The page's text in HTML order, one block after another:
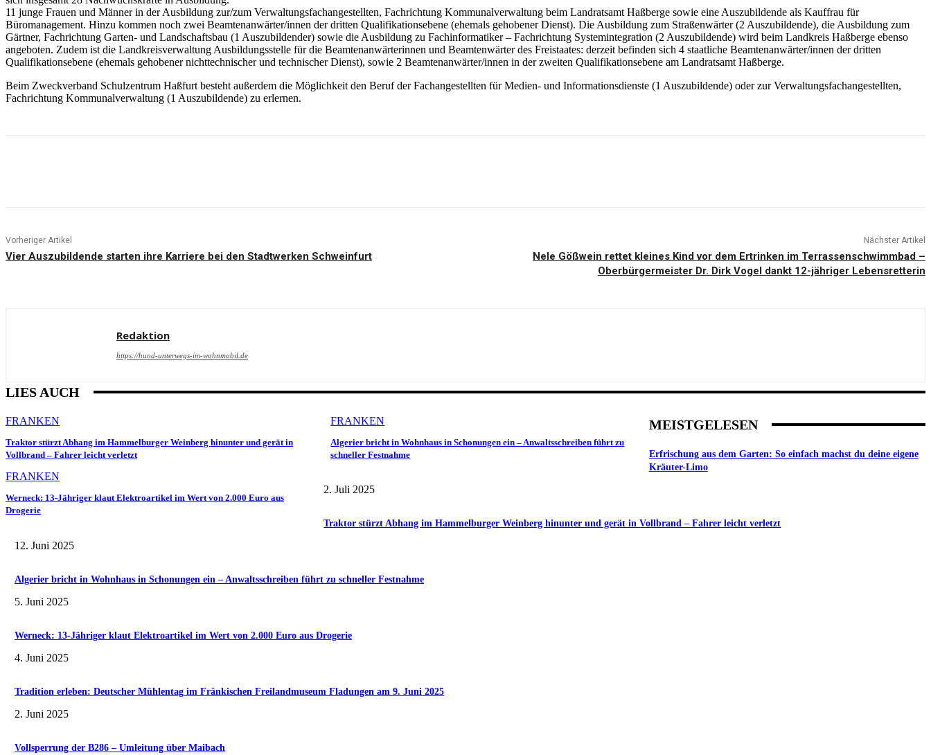
11 junge Frauen und Männer in der Ausbildung zur/zum Verwaltungsfachangestellten, Fachrichtung Kommunalverwaltung beim Landratsamt Haßberge sowie eine Auszubildende als Kauffrau für
Büromanagement. Hinzu kommen noch zwei Beamtenanwärter/innen der dritten Qualifikationsebene (ehemals gehobener Dienst). Die Ausbildung zum Straßenwärter (2 Auszubildende), die Ausbildung zum
Gärtner, Fachrichtung Garten- und Landschaftsbau (1 Auszubildender) sowie die Ausbildung zu Fachinformatiker – Fachrichtung Systemintegration (2 Auszubildende) wird beim Landkreis Haßberge ebenso
angeboten. Zudem ist die Landkreisverwaltung Ausbildungsstelle für die Beamtenanwärterinnen und Beamtenwärter des Freistaates: derzeit befinden sich 4 staatliche Beamtenanwärter/innen der dritten
Qualifikationsebene (ehemals gehobener nichttechnischer und technischer Dienst), sowie 2 Beamtenanwärter/innen in der zweiten Qualifikationsebene am Landratsamt Haßberge.
Beim Zweckverband Schulzentrum Haßfurt besteht außerdem die Möglichkeit den Beruf der Fachangestellten für Medien- und Informationsdienste (1 Auszubildende) oder zur Verwaltungsfachangestellten,
Fachrichtung Kommunalverwaltung (1 Auszubildende) zu erlernen.
Vorheriger Artikel
Vier Auszubildende starten ihre Karriere bei den Stadtwerken Schweinfurt
Nächster Artikel
Nele Gößwein rettet kleines Kind vor dem Ertrinken im Terrassenschwimmbad –
Oberbürgermeister Dr. Dirk Vogel dankt 12-jähriger Lebensretterin
Redaktion
https://hund-unterwegs-im-wohnmobil.de
LIES AUCH
FRANKEN
Traktor stürzt Abhang im Hammelburger Weinberg hinunter und gerät in
Vollbrand – Fahrer leicht verletzt
FRANKEN
Algerier bricht in Wohnhaus in Schonungen ein – Anwaltsschreiben führt zu
schneller Festnahme
FRANKEN
Werneck: 13-Jähriger klaut Elektroartikel im Wert von 2.000 Euro aus
Drogerie
MEISTGELESEN
Erfrischung aus dem Garten: So einfach machst du deine eigene
Kräuter-Limo
2. Juli 2025
Traktor stürzt Abhang im Hammelburger Weinberg hinunter und gerät in Vollbrand – Fahrer leicht verletzt
12. Juni 2025
Algerier bricht in Wohnhaus in Schonungen ein – Anwaltsschreiben führt zu schneller Festnahme
5. Juni 2025
Werneck: 13-Jähriger klaut Elektroartikel im Wert von 2.000 Euro aus Drogerie
4. Juni 2025
Tradition erleben: Deutscher Mühlentag im Fränkischen Freilandmuseum Fladungen am 9. Juni 2025
2. Juni 2025
Vollsperrung der B286 – Umleitung über Maibach